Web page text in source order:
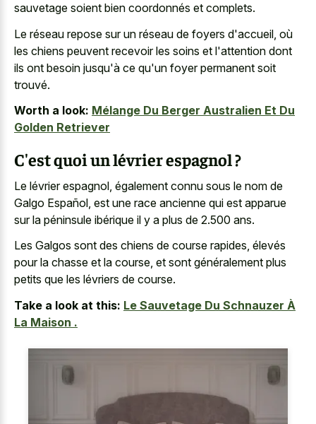
sauvetage soient bien coordonnés et complets.
Le réseau repose sur un réseau de foyers d'accueil, où
les chiens peuvent recevoir les soins et l'attention dont
ils ont besoin jusqu'à ce qu'un foyer permanent soit
trouvé.
Worth a look: Mélange Du Berger Australien Et Du
Golden Retriever
C'est quoi un lévrier espagnol ?
Le lévrier espagnol, également connu sous le nom de
Galgo Español, est une race ancienne qui est apparue
sur la péninsule ibérique il y a plus de 2.500 ans.
Les Galgos sont des chiens de course rapides, élevés
pour la chasse et la course, et sont généralement plus
petits que les lévriers de course.
Take a look at this: Le Sauvetage Du Schnauzer À
La Maison .